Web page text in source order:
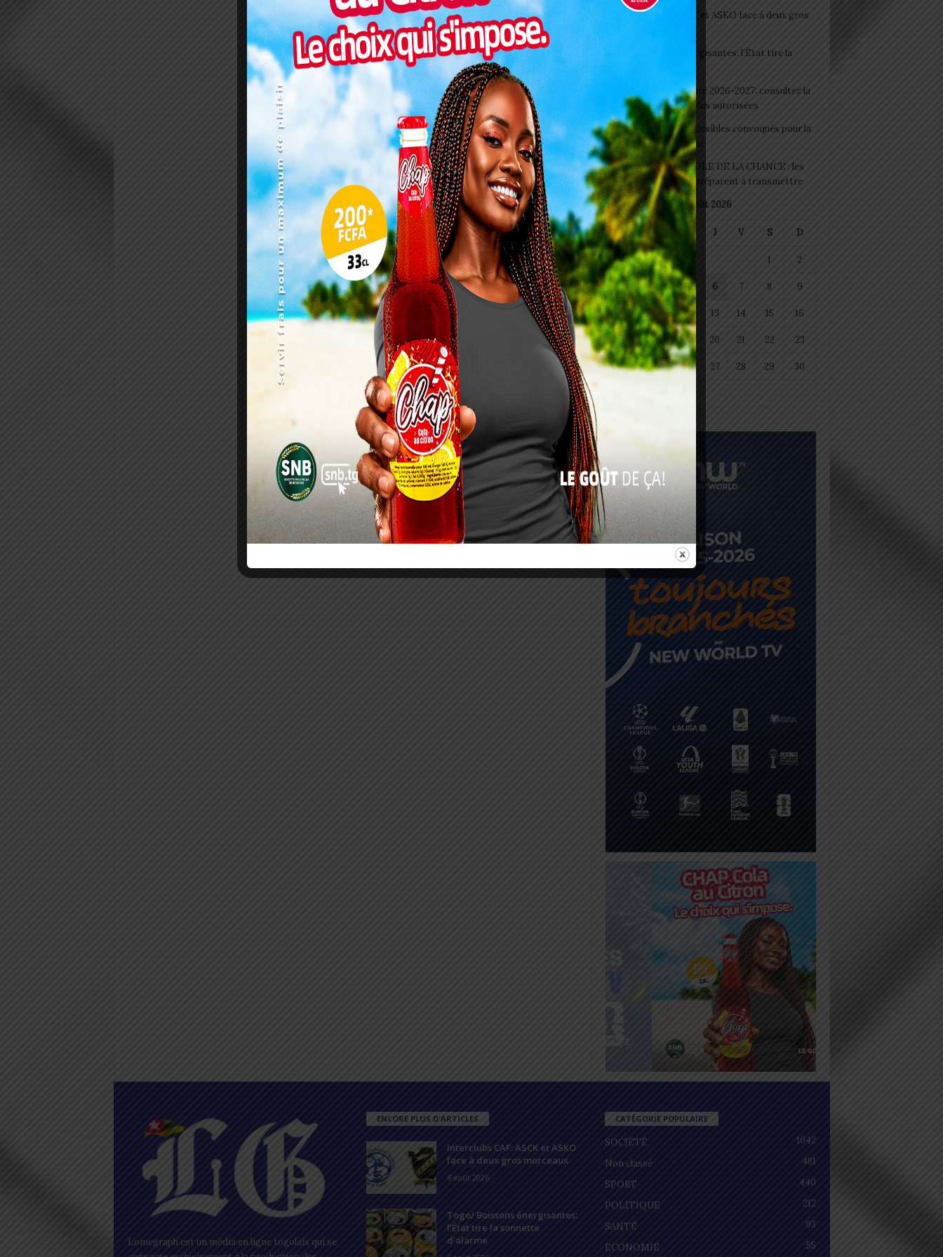
Interclubs CAF: ASCK et ASKO face à deux gros
Togo/ Boissons énergisantes: l’État tire la
Togo/ Rentrée scolaire 2026-2027: consultez la
liste officielle des écoles autorisées
ESSAL 2026 : les admissibles convoqués pour la
visite médicale à Lomé
SWEDD+ Togo / ECOLE DE LA CHANCE : les
maitres-artisans se préparent à transmettre
août 2026
L M M J V S D
1 2
3 4 5 6 7 8 9
10 11 12 13 14 15 16
17 18 19 20 21 22 23
24 25 26 27 28 29 30
Lomegraph est un média en ligne togolais qui se
ENCORE PLUS D'ARTICLES
Interclubs CAF: ASCK et ASKO
face à deux gros morceaux
6 août 2026
Togo/ Boissons énergisantes:
l’État tire la sonnette
d’alarme
CATÉGORIE POPULAIRE
SOCIÉTÉ
1042
Non classé
481
SPORT
440
POLITIQUE
212
SANTÉ
93
ECONOMIE
55